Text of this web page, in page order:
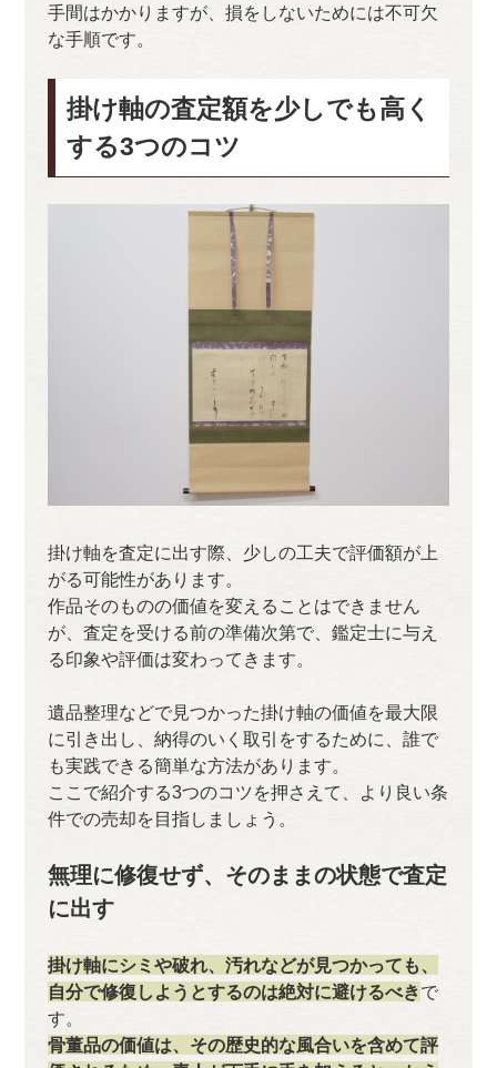
手間はかかりますが、損をしないためには不可欠
な手順です。
掛け軸の査定額を少しでも高く
する3つのコツ
掛け軸を査定に出す際、少しの工夫で評価額が上
がる可能性があります。
作品そのものの価値を変えることはできません
が、査定を受ける前の準備次第で、鑑定士に与え
る印象や評価は変わってきます。
遺品整理などで見つかった掛け軸の価値を最大限
に引き出し、納得のいく取引をするために、誰で
も実践できる簡単な方法があります。
ここで紹介する3つのコツを押さえて、より良い条
件での売却を目指しましょう。
無理に修復せず、そのままの状態で査定
に出す
掛け軸にシミや破れ、汚れなどが見つかっても、
自分で修復しようとするのは絶対に避けるべきで
す。
骨董品の価値は、その歴史的な風合いを含めて評